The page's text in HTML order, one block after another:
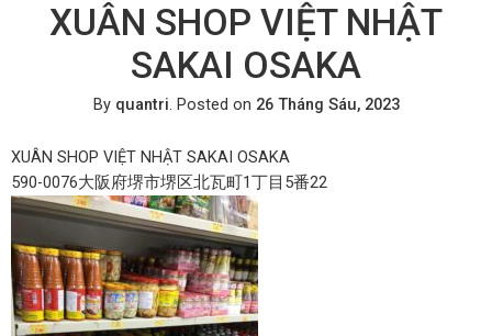
XUÂN SHOP VIỆT NHẬT
SAKAI OSAKA
By quantri. Posted on 26 Tháng Sáu, 2023
XUÂN SHOP VIỆT NHẬT SAKAI OSAKA
590-0076大阪府堺市堺区北瓦町1丁目5番22